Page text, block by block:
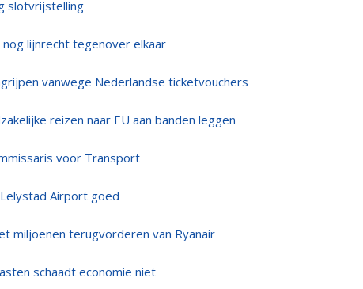
slotvrijstelling
lijnrecht tegenover elkaar
vanwege Nederlandse ticketvouchers
reizen naar EU aan banden leggen
voor Transport
Airport goed
miljoenen terugvorderen van Ryanair
schaadt economie niet